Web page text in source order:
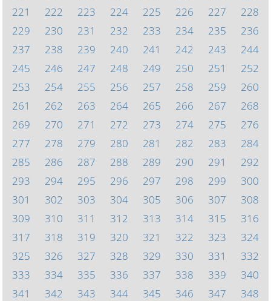
221
222 223 224 225 226 227
228
229
230 231 232 233 234 235
236
237
238 239 240 241 242 243
244
245
246 247 248 249 250 251
252
253
254 255 256 257 258 259
260
261
262 263 264 265 266 267
268
269
270 271 272 273 274 275
276
277
278 279 280 281 282 283
284
285
286 287 288 289 290 291
292
293
294 295 296 297 298 299
300
301
302 303 304 305 306 307
308
309
310 311 312 313 314 315
316
317
318 319 320 321 322 323
324
325
326 327 328 329 330 331
332
333
334 335 336 337 338 339
340
341
342 343 344 345 346 347
348